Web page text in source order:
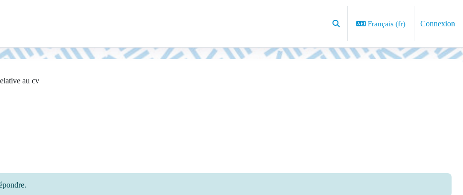
Activer/désactiver la saisie de recherche
Français ‎(fr)‎ Connexion
au cv